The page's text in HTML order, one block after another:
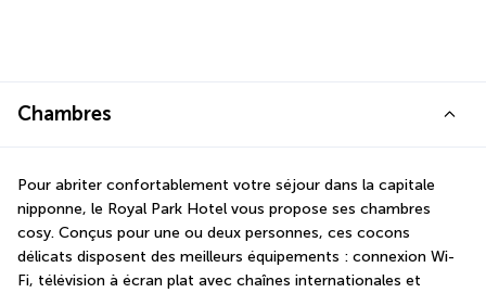
Chambres
Pour abriter confortablement votre séjour dans la capitale
nipponne, le Royal Park Hotel vous propose ses chambres
cosy. Conçus pour une ou deux personnes, ces cocons
délicats disposent des meilleurs équipements : connexion Wi-
Fi, télévision à écran plat avec chaînes internationales et